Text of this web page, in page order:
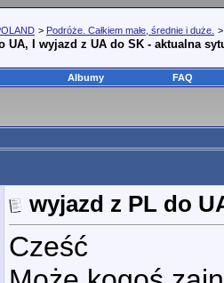
> Podróże. Całkiem małe, średnie i duże.
UA, I wyjazd z UA do SK - aktualna
Albumy FAQ
wyjazd z PL do
Cześć